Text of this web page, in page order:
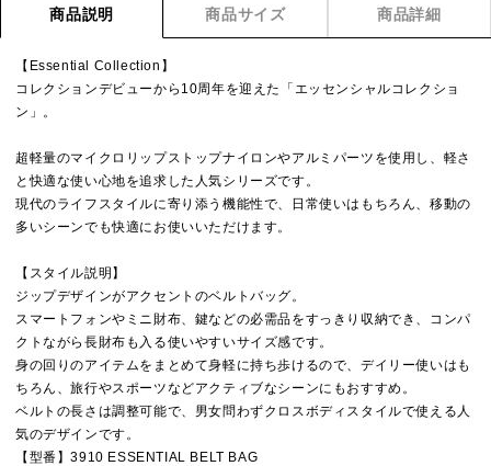
商品説明 商品サイズ 商品詳細
【Essential Collection】
コレクションデビューから10周年を迎えた「エッセンシャルコレクショ
ン」。
超軽量のマイクロリップストップナイロンやアルミパーツを使用し、軽さ
と快適な使い心地を追求した人気シリーズです。
現代のライフスタイルに寄り添う機能性で、日常使いはもちろん、移動の
多いシーンでも快適にお使いいただけます。
【スタイル説明】
ジップデザインがアクセントのベルトバッグ。
スマートフォンやミニ財布、鍵などの必需品をすっきり収納でき、コンパ
クトながら長財布も入る使いやすいサイズ感です。
身の回りのアイテムをまとめて身軽に持ち歩けるので、デイリー使いはも
ちろん、旅行やスポーツなどアクティブなシーンにもおすすめ。
ベルトの長さは調整可能で、男女問わずクロスボディスタイルで使える人
気のデザインです。
【型番】3910 ESSENTIAL BELT BAG